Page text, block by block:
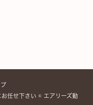
任せ下さい © エアリーズ動